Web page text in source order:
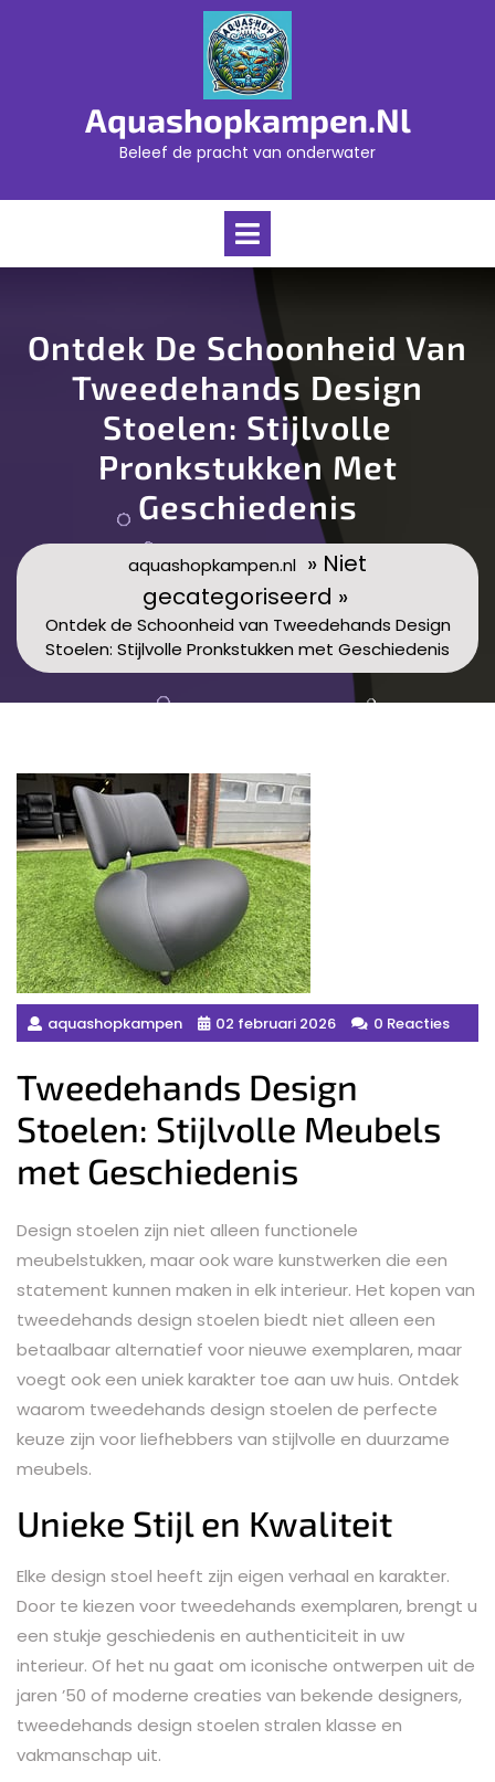
Aquashopkampen.nl
Beleef de pracht van onderwater
Open
Ontdek De Schoonheid Van
Tweedehands Design
Stoelen: Stijlvolle
Pronkstukken Met
Geschiedenis
aquashopkampen.nl » Niet
gecategoriseerd »
Ontdek de Schoonheid van Tweedehands Design
Stoelen: Stijlvolle Pronkstukken met Geschiedenis
aquashopkampen 02 februari 2026 0 Reacties
Tweedehands Design
Stoelen: Stijlvolle Meubels
met Geschiedenis
Design stoelen zijn niet alleen functionele
meubelstukken, maar ook ware kunstwerken die een
statement kunnen maken in elk interieur. Het kopen van
tweedehands design stoelen biedt niet alleen een
betaalbaar alternatief voor nieuwe exemplaren, maar
voegt ook een uniek karakter toe aan uw huis. Ontdek
waarom tweedehands design stoelen de perfecte
keuze zijn voor liefhebbers van stijlvolle en duurzame
meubels.
Unieke Stijl en Kwaliteit
Elke design stoel heeft zijn eigen verhaal en karakter.
Door te kiezen voor tweedehands exemplaren, brengt u
een stukje geschiedenis en authenticiteit in uw
interieur. Of het nu gaat om iconische ontwerpen uit de
jaren ’50 of moderne creaties van bekende designers,
tweedehands design stoelen stralen klasse en
vakmanschap uit.